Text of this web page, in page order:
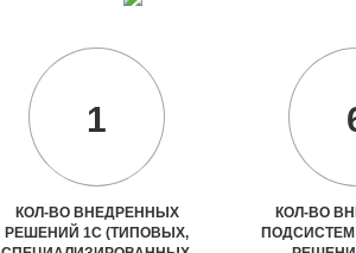
1
КОЛ-ВО ВНЕДРЕННЫХ
РЕШЕНИЙ 1С (ТИПОВЫХ,
КОЛ-ВО